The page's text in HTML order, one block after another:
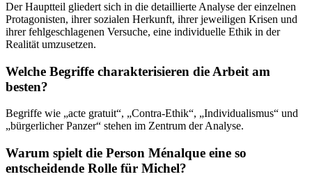
Der Hauptteil gliedert sich in die detaillierte Analyse der einzelnen
Protagonisten, ihrer sozialen Herkunft, ihrer jeweiligen Krisen und
ihrer fehlgeschlagenen Versuche, eine individuelle Ethik in der
Realität umzusetzen.
Welche Begriffe charakterisieren die Arbeit am
besten?
Begriffe wie „acte gratuit“, „Contra-Ethik“, „Individualismus“ und
„bürgerlicher Panzer“ stehen im Zentrum der Analyse.
Warum spielt die Person Ménalque eine so
entscheidende Rolle für Michel?